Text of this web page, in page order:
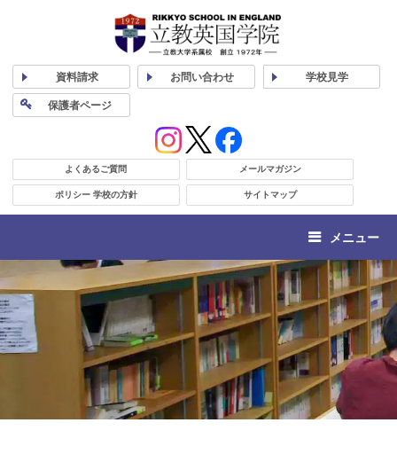
資料請求 お問い合わせ 学校見学
保護者ページ
よくあるご質問 メールマガジン
ポリシー 学校の方針 サイトマップ
メニュー